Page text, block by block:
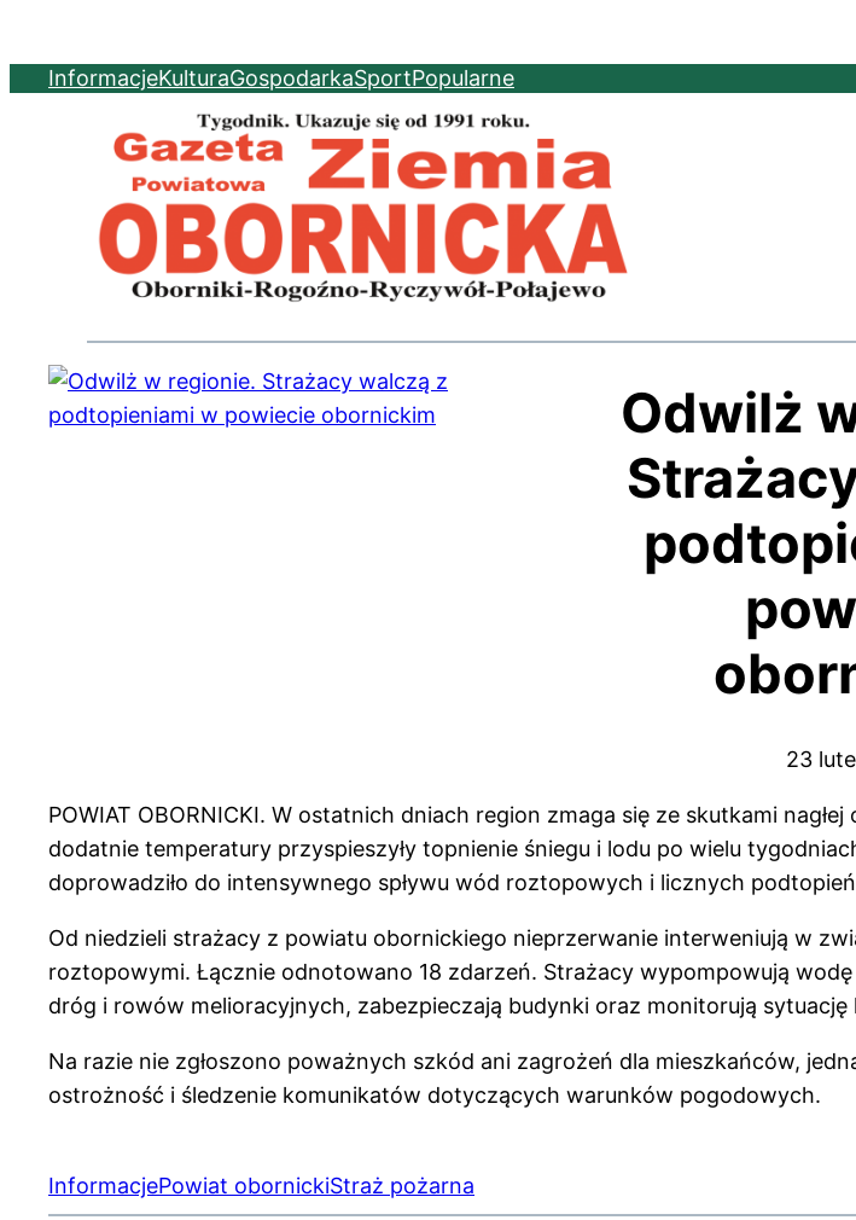
InformacjeKulturaGospodarkaSportPopularne
Odwilż
23
POWIAT OBORNICKI. W ostatnich dniach region zmaga się ze skutkami
dodatnie temperatury przyspieszyły topnienie śniegu i lodu po wielu
doprowadziło do intensywnego spływu wód roztopowych i licznych
Od niedzieli strażacy z powiatu obornickiego nieprzerwanie interweniują w
roztopowymi. Łącznie odnotowano 18 zdarzeń. Strażacy wypompowują
dróg i rowów melioracyjnych, zabezpieczają budynki oraz monitorują sytuację
Na razie nie zgłoszono poważnych szkód ani zagrożeń dla mieszkańców,
ostrożność i śledzenie komunikatów dotyczących warunków pogodowych.
InformacjePowiat obornickiStraż pożarna